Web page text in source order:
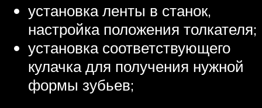
установка ленты в станок,
настройка положения толкателя;
установка соответствующего
кулачка для получения нужной
формы зубьев;